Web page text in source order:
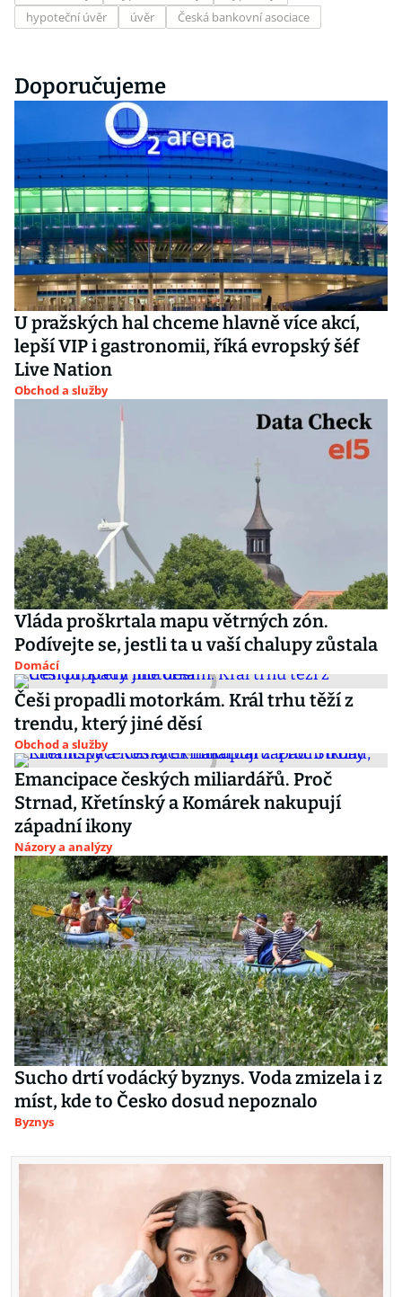
hypoteční úvěr
úvěr Česká bankovní asociace
Doporučujeme
U pražských hal chceme hlavně více akcí,
lepší VIP i gastronomii, říká evropský šéf
Live Nation
Obchod a služby
Vláda proškrtala mapu větrných zón.
Podívejte se, jestli ta u vaší chalupy zůstala
Domácí
Češi propadli motorkám. Král trhu těží z
trendu, který jiné děsí
Obchod a služby
Emancipace českých miliardářů. Proč
Strnad, Křetínský a Komárek nakupují
západní ikony
Názory a analýzy
Sucho drtí vodácký byznys. Voda zmizela i z
míst, kde to Česko dosud nepoznalo
Byznys